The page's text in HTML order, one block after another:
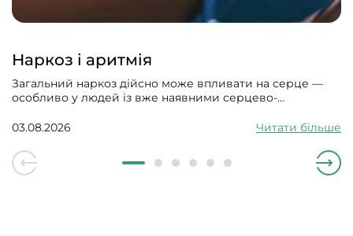
Наркоз і аритмія
Загальний наркоз дійсно може впливати на серце —
особливо у людей із вже наявними серцево-
серцевого ритму, гіпотонію, зменшити силу скорочень
03.08.2026 Читати більше